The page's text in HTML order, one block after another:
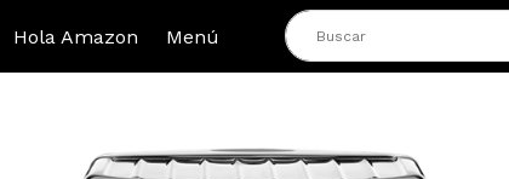
Hola Amazon Menú